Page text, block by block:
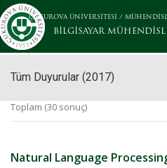
ÇUKUROVA ÜNİVERSİTESİ /
BİLGİSAYAR
Tüm Duyurular (2017)
Toplam (30 sonuç)
Natural Language